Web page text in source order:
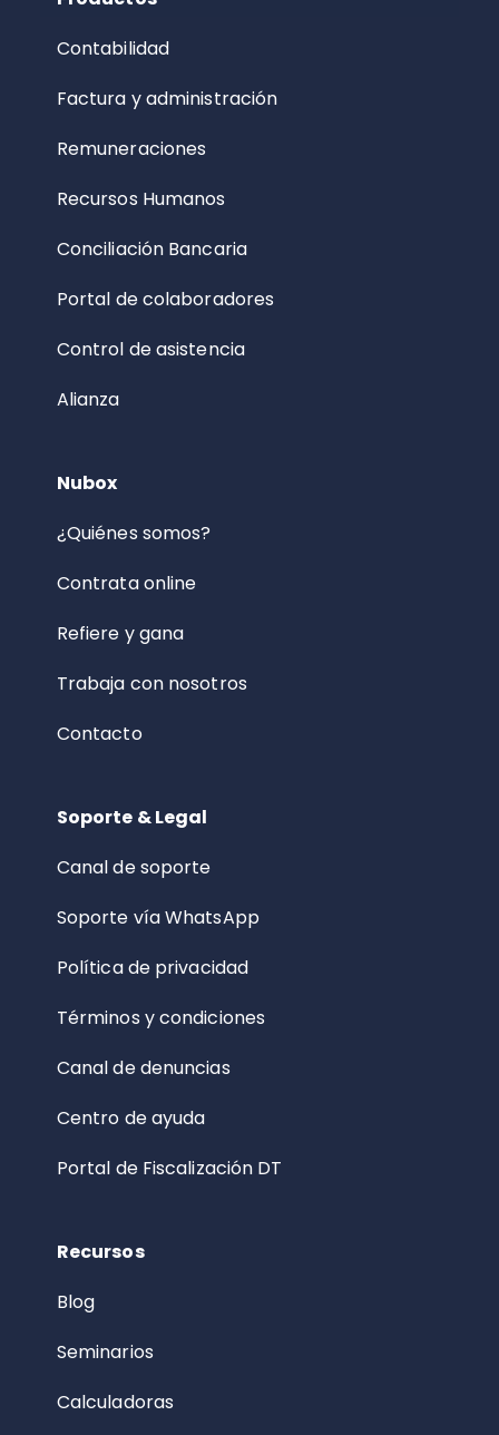
Contabilidad
Factura y administración
Remuneraciones
Recursos Humanos
Conciliación Bancaria
Portal de colaboradores
Control de asistencia
Alianza
Nubox
¿Quiénes somos?
Contrata online
Refiere y gana
Trabaja con nosotros
Contacto
Soporte & Legal
Canal de soporte
Soporte vía WhatsApp
Política de privacidad
Términos y condiciones
Canal de denuncias
Centro de ayuda
Portal de Fiscalización DT
Recursos
Blog
Seminarios
Calculadoras